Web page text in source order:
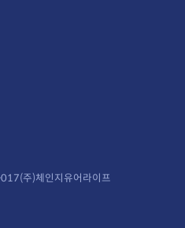
주)체인지유어라이프